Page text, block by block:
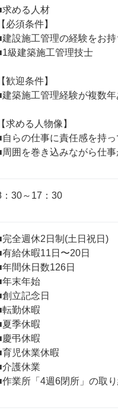
求める人材
【必須条件】
建設施工管理の経験をお
級建築施工管理技士
【歓迎条件】
建築施工管理経験が複数
【求める人物像】
自らの仕事に責任感を持
：30～17：30
完全週休2日制(土日祝日)
有給休暇11日〜20日
年間休日数126日
年末年始
創立記念日
転勤休暇
夏季休暇
慶弔休暇
育児休業休暇
介護休業